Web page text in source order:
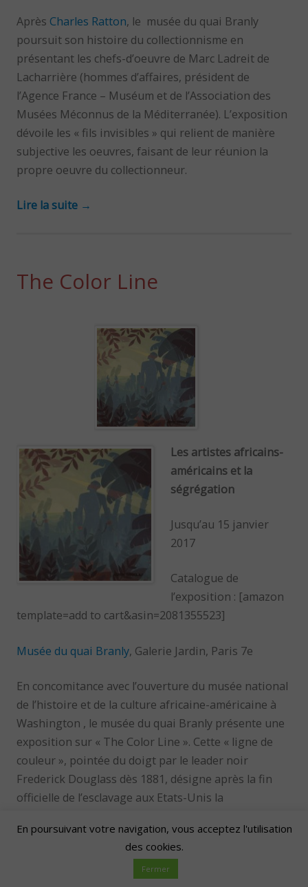
Après Charles Ratton, le musée du quai Branly
poursuit son histoire du collectionnisme en
présentant les chefs-d’oeuvre de Marc Ladreit de
Lacharrière (hommes d’affaires, président de
l’Agence France – Muséum et de l’Association des
Musées Méconnus de la Méditerranée). L’exposition
dévoile les « fils invisibles » qui relient de manière
subjective les oeuvres, faisant de leur réunion la
propre oeuvre du collectionneur.
Lire la suite →
The Color Line
Les artistes africains-
américains et la
ségrégation
Jusqu’au 15 janvier
2017
Catalogue de
l’exposition : [amazon
template=add to cart&asin=2081355523]
Musée du quai Branly, Galerie Jardin, Paris 7e
En concomitance avec l’ouverture du musée national
de l’histoire et de la culture africaine-américaine à
Washington , le musée du quai Branly présente une
exposition sur « The Color Line ». Cette « ligne de
couleur », pointée du doigt par le leader noir
Frederick Douglass dès 1881, désigne après la fin
officielle de l’esclavage aux Etats-Unis la
institutionnelle, entre les « Blancs » et les « Noirs ».
En poursuivant votre navigation, vous acceptez l'utilisation
des cookies.
Fermer